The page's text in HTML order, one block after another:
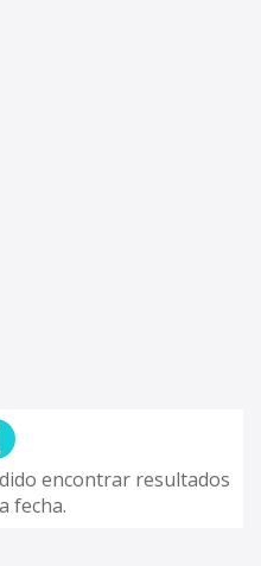
encontrar resultados
fecha.